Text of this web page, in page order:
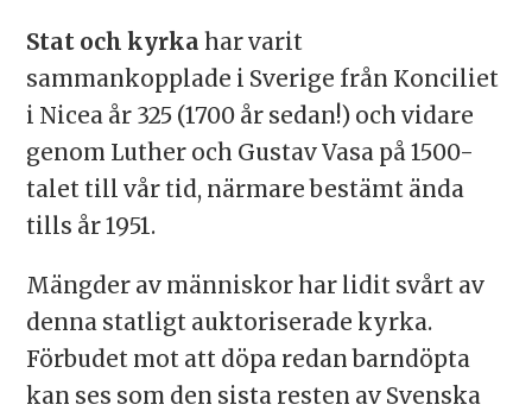
Stat och kyrka har varit
sammankopplade i Sverige från Konciliet
i Nicea år 325 (1700 år sedan!) och vidare
genom Luther och Gustav Vasa på 1500-
talet till vår tid, närmare bestämt ända
tills år 1951.
Mängder av människor har lidit svårt av
denna statligt auktoriserade kyrka.
Förbudet mot att döpa redan barndöpta
kan ses som den sista resten av Svenska